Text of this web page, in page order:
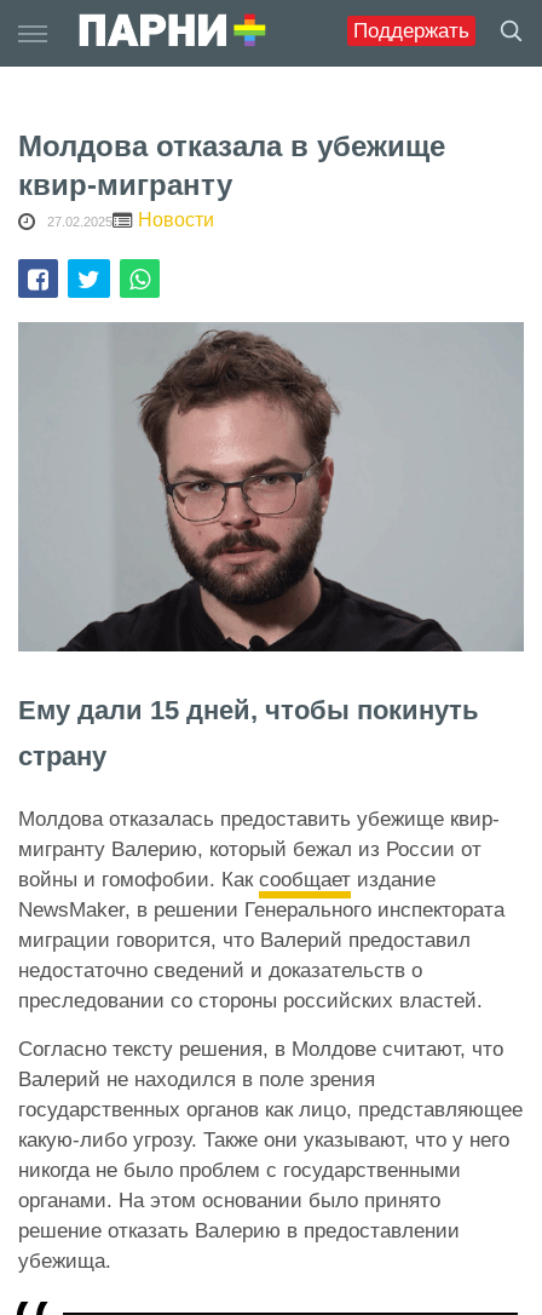
Поддержать
to
content
Молдова отказала в убежище
квир-мигранту
27.02.2025 Новости
Ему дали 15 дней, чтобы покинуть
страну
Молдова отказалась предоставить убежище квир-
мигранту Валерию, который бежал из России от
войны и гомофобии. Как сообщает издание
NewsMaker, в решении Генерального инспектората
миграции говорится, что Валерий предоставил
недостаточно сведений и доказательств о
преследовании со стороны российских властей.
Согласно тексту решения, в Молдове считают, что
Валерий не находился в поле зрения
государственных органов как лицо, представляющее
какую-либо угрозу. Также они указывают, что у него
никогда не было проблем с государственными
органами. На этом основании было принято
решение отказать Валерию в предоставлении
убежища.